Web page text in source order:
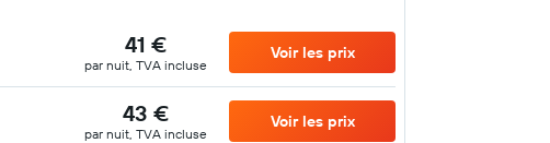
41 €
par nuit, TVA incluse
Voir les prix
43 €
par nuit, TVA incluse
Voir les prix